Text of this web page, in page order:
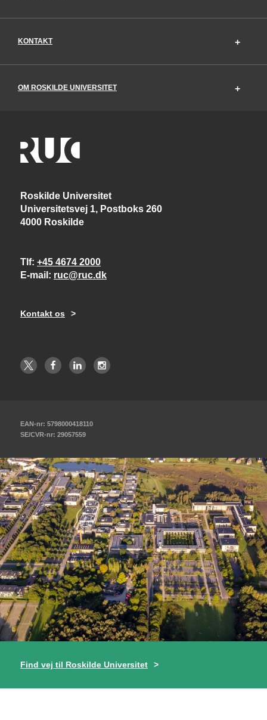
KONTAKT
OM ROSKILDE UNIVERSITET
Roskilde Universitet
Universitetsvej 1, Postboks 260
4000 Roskilde
Tlf +45 4674 2000
E-mail
ruc@ruc.dk
Kontakt os
EAN-nr: 5798000418110
SE/CVR-nr: 29057559
Find vej til Roskilde Universitet